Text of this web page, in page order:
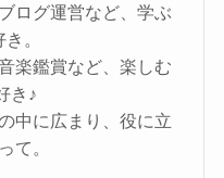
ログ運営など、学ぶ
。
楽鑑賞など、楽しむ
き♪
中に広まり、役に立
て。